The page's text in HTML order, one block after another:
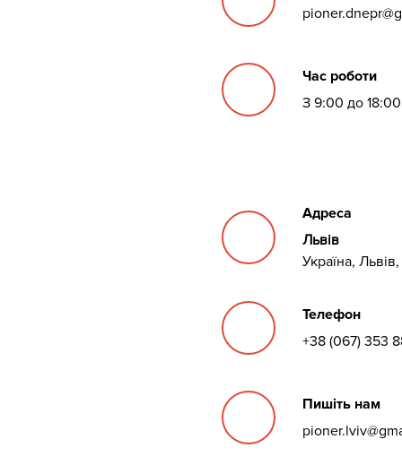
Час роботи
З 9:00 до
Адреса
Львів
Україна,
Телефон
+38 (067) 353
Пишіть нам